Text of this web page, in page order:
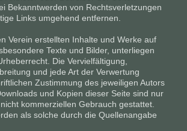
Bekanntwerden von Rechtsverletzungen
Links umgehend entfernen.
Verein erstellten Inhalte und Werke auf
Texte und Bilder, unterliegen
Die Vervielfältigung,
und jede Art der Verwertung
Zustimmung des jeweiligen Autors
und Kopien dieser Seite sind nur
kommerziellen Gebrauch gestattet.
als solche durch die Quellenangabe